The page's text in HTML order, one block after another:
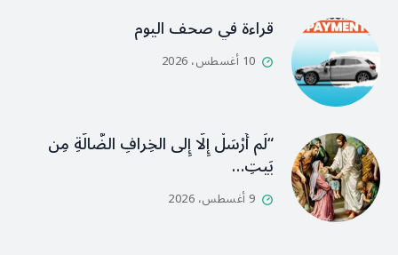
قراءة في صحف اليوم
10 أغسطس، 2026
“لَم أُرْسَلْ إِلَّا إِلى الخِرافِ الضَّالَّةِ مِن
بَيتِ…
9 أغسطس، 2026